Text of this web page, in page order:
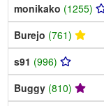
monikako (1255)
Burejo (761)
s91 (996)
Buggy (810)